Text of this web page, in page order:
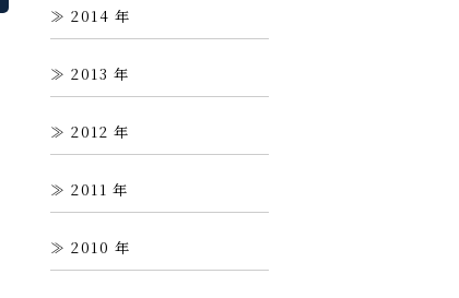
2014
2013
2012
2011
2010